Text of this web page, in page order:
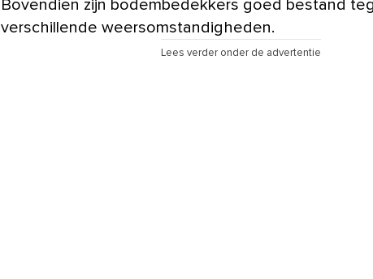
Bovendien zijn bodembedekkers goed bestand
verschillende weersomstandigheden.
Lees verder onder de advertentie